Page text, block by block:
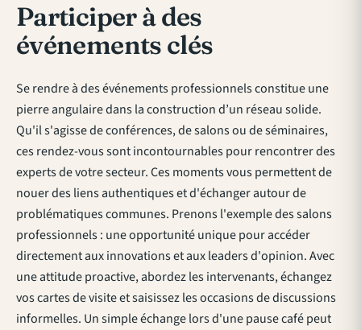
Participer à des
événements clés
Se rendre à des événements professionnels constitue une
pierre angulaire dans la construction d’un réseau solide.
Qu'il s'agisse de conférences, de salons ou de séminaires,
ces rendez-vous sont incontournables pour rencontrer des
experts de votre secteur. Ces moments vous permettent de
nouer des liens authentiques et d'échanger autour de
problématiques communes. Prenons l'exemple des salons
professionnels : une opportunité unique pour accéder
directement aux innovations et aux leaders d'opinion. Avec
une attitude proactive, abordez les intervenants, échangez
vos cartes de visite et saisissez les occasions de discussions
informelles. Un simple échange lors d'une pause café peut